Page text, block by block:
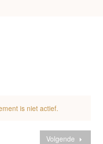
is niet actief.
Volgende